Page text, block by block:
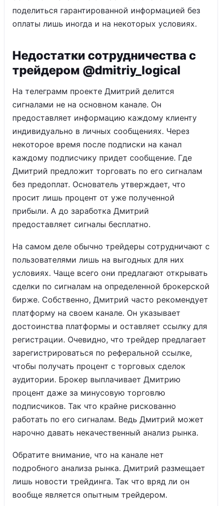
поделиться гарантированной информацией без
оплаты лишь иногда и на некоторых условиях.
Недостатки сотрудничества с
трейдером @dmitriy_logical
На телеграмм проекте Дмитрий делится
сигналами не на основном канале. Он
предоставляет информацию каждому клиенту
индивидуально в личных сообщениях. Через
некоторое время после подписки на канал
каждому подписчику придет сообщение. Где
Дмитрий предложит торговать по его сигналам
без предоплат. Основатель утверждает, что
просит лишь процент от уже полученной
прибыли. А до заработка Дмитрий
предоставляет сигналы бесплатно.
На самом деле обычно трейдеры сотрудничают с
пользователями лишь на выгодных для них
условиях. Чаще всего они предлагают открывать
сделки по сигналам на определенной брокерской
бирже. Собственно, Дмитрий часто рекомендует
платформу на своем канале. Он указывает
достоинства платформы и оставляет ссылку для
регистрации. Очевидно, что трейдер предлагает
зарегистрироваться по реферальной ссылке,
чтобы получать процент с торговых сделок
аудитории. Брокер выплачивает Дмитрию
процент даже за минусовую торговлю
подписчиков. Так что крайне рискованно
работать по его сигналам. Ведь Дмитрий может
нарочно давать некачественный анализ рынка.
Обратите внимание, что на канале нет
подробного анализа рынка. Дмитрий размещает
лишь новости трейдинга. Так что вряд ли он
вообще является опытным трейдером.